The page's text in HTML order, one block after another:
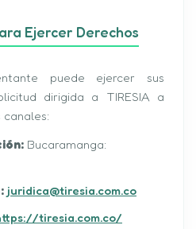
Ejercer Derechos
puede ejercer sus
dirigida a TIRESIA a
Bucaramanga:
juridica@tiresia.com.co
tiresia.com.co/